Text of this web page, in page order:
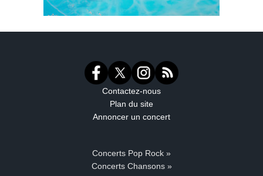
Contactez-nous
Plan du site
Annoncer un concert
Concerts Pop Rock »
Concerts Chansons »